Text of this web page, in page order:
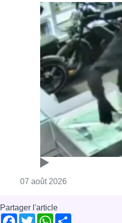
07 août 2026
Partager l'article
Facebook
TwitterWhatsApp